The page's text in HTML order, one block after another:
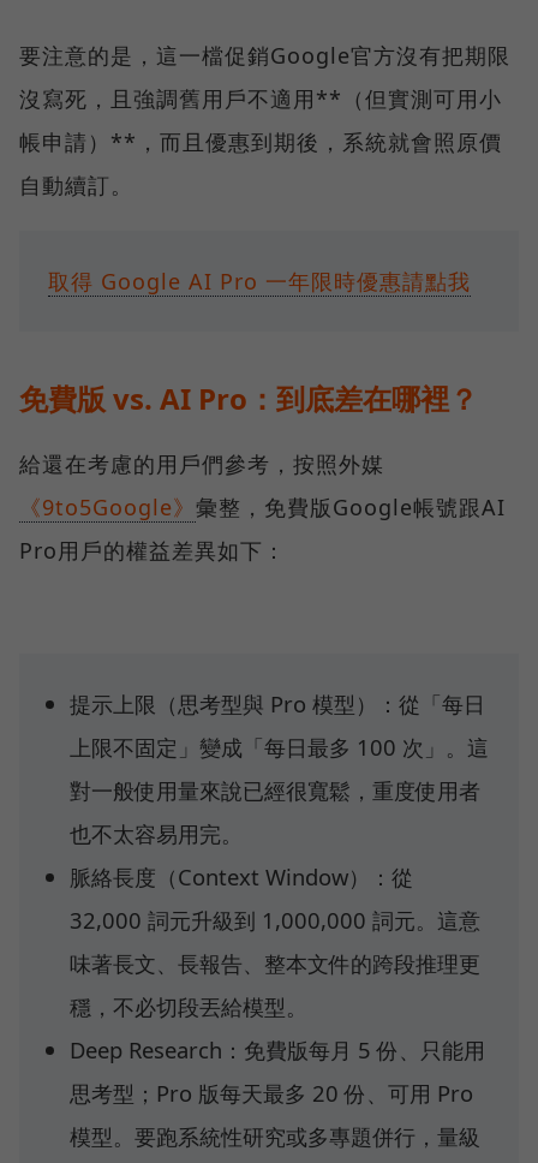
要注意的是，這一檔促銷Google官方沒有把期限
沒寫死，且強調舊用戶不適用**（但實測可用小
帳申請）**，而且優惠到期後，系統就會照原價
自動續訂。
取得 Google AI Pro 一年限時優惠請點我
免費版 vs. AI Pro：到底差在哪裡？
給還在考慮的用戶們參考，按照外媒
《9to5Google》 彙整，免費版Google帳號跟AI
Pro用戶的權益差異如下：
提示上限（思考型與 Pro 模型）：從「每日
上限不固定」變成「每日最多 100 次」。這
對一般使用量來說已經很寬鬆，重度使用者
也不太容易用完。
脈絡長度（Context Window）：從
32,000 詞元升級到 1,000,000 詞元。這意
味著長文、長報告、整本文件的跨段推理更
穩，不必切段丟給模型。
Deep Research：免費版每月 5 份、只能用
思考型；Pro 版每天最多 20 份、可用 Pro
模型。要跑系統性研究或多專題併行，量級